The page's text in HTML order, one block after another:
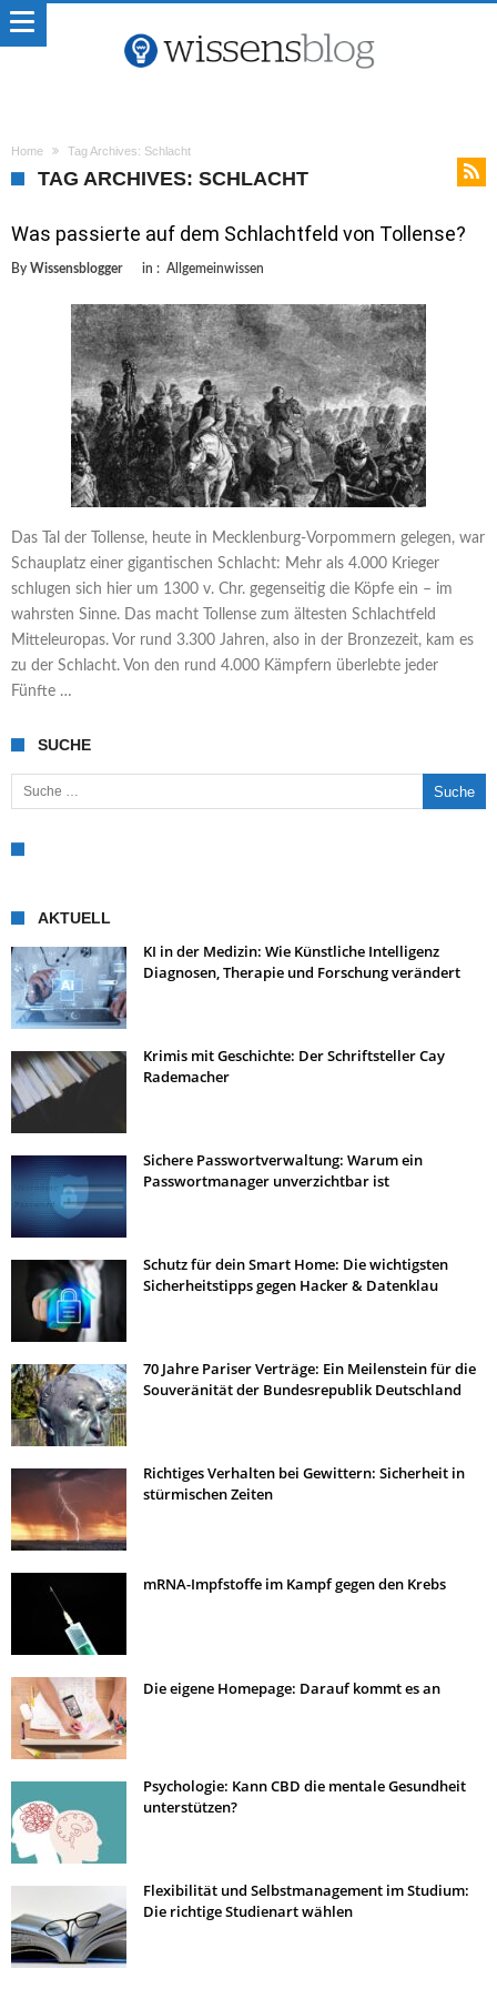
Home Tag Archives: Schlacht
TAG ARCHIVES: SCHLACHT
Was passierte auf dem Schlachtfeld von Tollense?
By Wissensblogger in : Allgemeinwissen
Das Tal der Tollense, heute in Mecklenburg-Vorpommern gelegen, war
Schauplatz einer gigantischen Schlacht: Mehr als 4.000 Krieger
schlugen sich hier um 1300 v. Chr. gegenseitig die Köpfe ein – im
wahrsten Sinne. Das macht Tollense zum ältesten Schlachtfeld
Mitteleuropas. Vor rund 3.300 Jahren, also in der Bronzezeit, kam es
zu der Schlacht. Von den rund 4.000 Kämpfern überlebte jeder
Fünfte …
SUCHE
Suche nach:
AKTUELL
KI in der Medizin: Wie Künstliche Intelligenz
Diagnosen, Therapie und Forschung verändert
Krimis mit Geschichte: Der Schriftsteller Cay
Rademacher
Sichere Passwortverwaltung: Warum ein
Passwortmanager unverzichtbar ist
Schutz für dein Smart Home: Die wichtigsten
Sicherheitstipps gegen Hacker & Datenklau
70 Jahre Pariser Verträge: Ein Meilenstein für die
Souveränität der Bundesrepublik Deutschland
Richtiges Verhalten bei Gewittern: Sicherheit in
stürmischen Zeiten
mRNA-Impfstoffe im Kampf gegen den Krebs
Die eigene Homepage: Darauf kommt es an
Psychologie: Kann CBD die mentale Gesundheit
unterstützen?
Flexibilität und Selbstmanagement im Studium:
Die richtige Studienart wählen